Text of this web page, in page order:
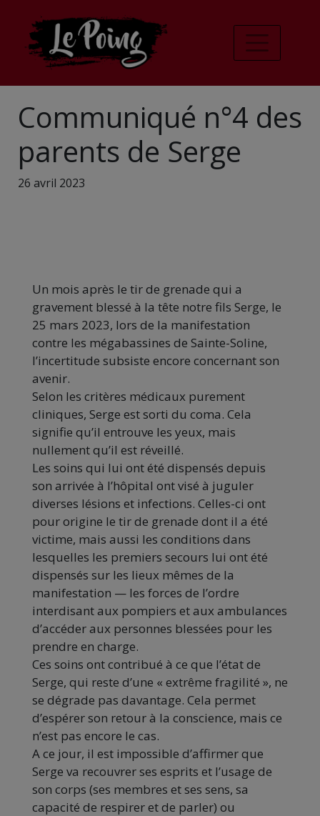
Communiqué n°4 des
parents de Serge
26 avril 2023
Un mois après le tir de grenade qui a
gravement blessé à la tête notre fils Serge, le
25 mars 2023, lors de la manifestation
contre les mégabassines de Sainte-Soline,
l’incertitude subsiste encore concernant son
avenir.
Selon les critères médicaux purement
cliniques, Serge est sorti du coma. Cela
signifie qu’il entrouve les yeux, mais
nullement qu’il est réveillé.
Les soins qui lui ont été dispensés depuis
son arrivée à l’hôpital ont visé à juguler
diverses lésions et infections. Celles-ci ont
pour origine le tir de grenade dont il a été
victime, mais aussi les conditions dans
lesquelles les premiers secours lui ont été
dispensés sur les lieux mêmes de la
manifestation — les forces de l’ordre
interdisant aux pompiers et aux ambulances
d’accéder aux personnes blessées pour les
prendre en charge.
Ces soins ont contribué à ce que l’état de
Serge, qui reste d’une « extrême fragilité », ne
se dégrade pas davantage. Cela permet
d’espérer son retour à la conscience, mais ce
n’est pas encore le cas.
A ce jour, il est impossible d’affirmer que
Serge va recouvrer ses esprits et l’usage de
son corps (ses membres et ses sens, sa
capacité de respirer et de parler) ou